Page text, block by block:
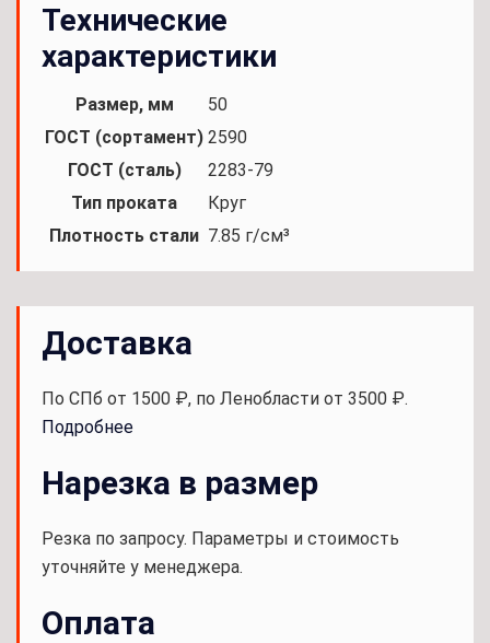
Технические
характеристики
Размер, мм
50
ГОСТ (сортамент) 2590
ГОСТ (сталь)
2283-79
Тип проката
Круг
Плотность стали 7.85 г/см³
Доставка
По СПб от 1500 ₽, по Ленобласти от 3500 ₽.
Подробнее
Нарезка в размер
Резка по запросу. Параметры и стоимость
уточняйте у менеджера.
Оплата